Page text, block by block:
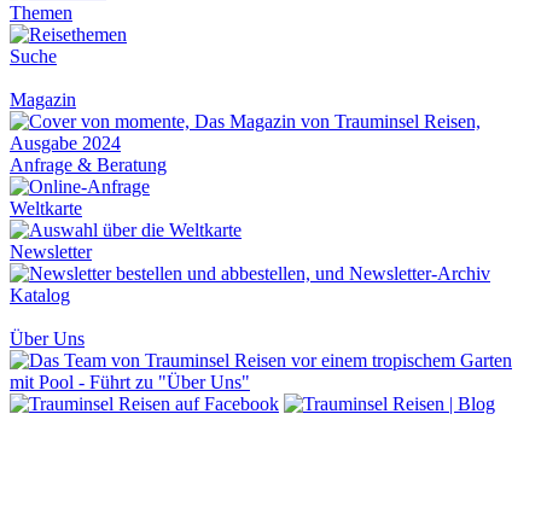
Themen
Suche
Magazin
Anfrage & Beratung
Weltkarte
Newsletter
Katalog
Über Uns